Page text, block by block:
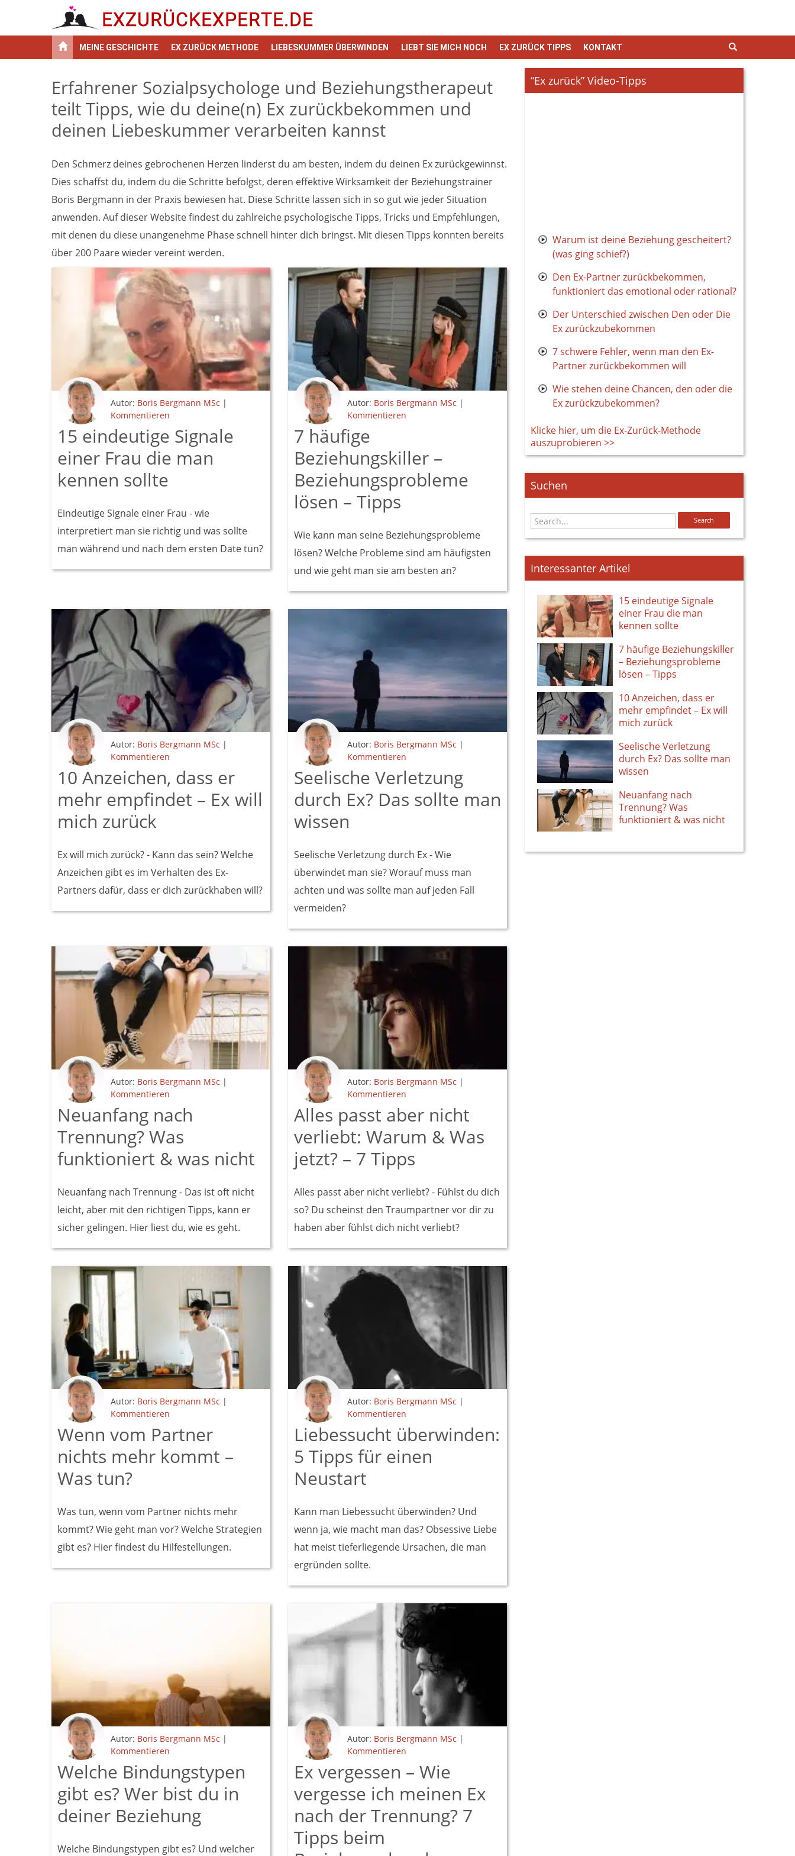
MEINE GESCHICHTE EX ZURÜCK METHODE LIEBESKUMMER ÜBERWINDEN LIEBT SIE MICH NOCH EX ZURÜCK TIPPS KONTAKT
Erfahrener Sozialpsychologe und Beziehungstherapeut
teilt Tipps, wie du deine(n) Ex zurückbekommen und
deinen Liebeskummer verarbeiten kannst
Den Schmerz deines gebrochenen Herzen linderst du am besten, indem du deinen Ex zurückgewinnst.
Dies schaffst du, indem du die Schritte befolgst, deren effektive Wirksamkeit der Beziehungstrainer
Boris Bergmann in der Praxis bewiesen hat. Diese Schritte lassen sich in so gut wie jeder Situation
anwenden. Auf dieser Website findest du zahlreiche psychologische Tipps, Tricks und Empfehlungen,
mit denen du diese unangenehme Phase schnell hinter dich bringst. Mit diesen Tipps konnten bereits
über 200 Paare wieder vereint werden.
Autor: Boris Bergmann MSc |
Kommentieren
15 eindeutige Signale
einer Frau die man
kennen sollte
Eindeutige Signale einer Frau - wie
interpretiert man sie richtig und was sollte
man während und nach dem ersten Date tun?
Autor: Boris Bergmann MSc |
Kommentieren
7 häufige
Beziehungskiller –
Beziehungsprobleme
lösen – Tipps
Wie kann man seine Beziehungsprobleme
lösen? Welche Probleme sind am häufigsten
und wie geht man sie am besten an?
Autor: Boris Bergmann MSc |
Kommentieren
10 Anzeichen, dass er
mehr empfindet – Ex will
mich zurück
Ex will mich zurück? - Kann das sein? Welche
Anzeichen gibt es im Verhalten des Ex-
Partners dafür, dass er dich zurückhaben will?
Autor: Boris Bergmann MSc |
Kommentieren
Seelische Verletzung
durch Ex? Das sollte man
wissen
Seelische Verletzung durch Ex - Wie
überwindet man sie? Worauf muss man
achten und was sollte man auf jeden Fall
vermeiden?
Autor: Boris Bergmann MSc |
Kommentieren
Neuanfang nach
Trennung? Was
funktioniert & was nicht
Neuanfang nach Trennung - Das ist oft nicht
leicht, aber mit den richtigen Tipps, kann er
sicher gelingen. Hier liest du, wie es geht.
Autor: Boris Bergmann MSc |
Kommentieren
Alles passt aber nicht
verliebt: Warum & Was
jetzt? – 7 Tipps
Alles passt aber nicht verliebt? - Fühlst du dich
so? Du scheinst den Traumpartner vor dir zu
haben aber fühlst dich nicht verliebt?
Autor: Boris Bergmann MSc |
Kommentieren
Wenn vom Partner
nichts mehr kommt –
Was tun?
Was tun, wenn vom Partner nichts mehr
kommt? Wie geht man vor? Welche Strategien
gibt es? Hier findest du Hilfestellungen.
Autor: Boris Bergmann MSc |
Kommentieren
Liebessucht überwinden:
5 Tipps für einen
Neustart
Kann man Liebessucht überwinden? Und
wenn ja, wie macht man das? Obsessive Liebe
hat meist tieferliegende Ursachen, die man
ergründen sollte.
Autor: Boris Bergmann MSc |
Kommentieren
Welche Bindungstypen
gibt es? Wer bist du in
deiner Beziehung
Welche Bindungstypen gibt es? Und welcher
Autor: Boris Bergmann MSc |
Kommentieren
Ex vergessen – Wie
vergesse ich meinen Ex
nach der Trennung? 7
Tipps beim
“Ex zurück” Video-Tipps
Warum ist deine Beziehung gescheitert?
(was ging schief?)
Den Ex-Partner zurückbekommen,
funktioniert das emotional oder rational?
Der Unterschied zwischen Den oder Die
Ex zurückzubekommen
7 schwere Fehler, wenn man den Ex-
Partner zurückbekommen will
Wie stehen deine Chancen, den oder die
Ex zurückzubekommen?
Klicke hier, um die Ex-Zurück-Methode
auszuprobieren >>
Suchen
Interessanter Artikel
15 eindeutige Signale
einer Frau die man
kennen sollte
7 häufige Beziehungskiller
– Beziehungsprobleme
lösen – Tipps
10 Anzeichen, dass er
mehr empfindet – Ex will
mich zurück
Seelische Verletzung
durch Ex? Das sollte man
wissen
Neuanfang nach
Trennung? Was
funktioniert & was nicht